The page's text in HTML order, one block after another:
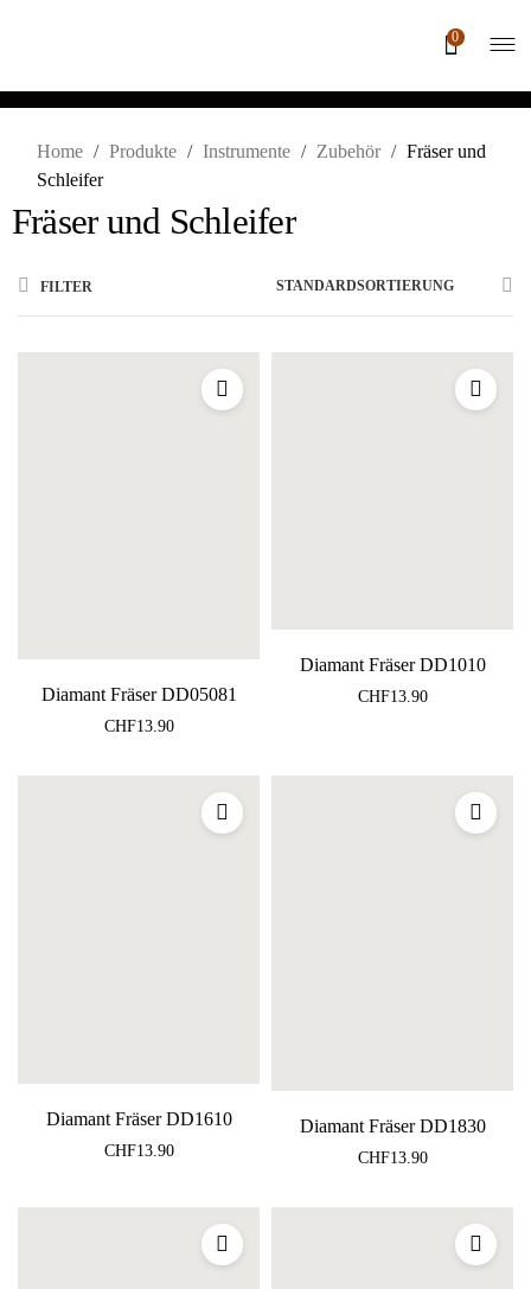
0
Home / Produkte / Instrumente / Zubehör / Fräser und
Schleifer
Fräser und Schleifer
FILTER STANDARDSORTIERUNG
Diamant Fräser DD05081
CHF13.90
Diamant Fräser DD1010
CHF13.90
Diamant Fräser DD1610
CHF13.90
Diamant Fräser DD1830
CHF13.90